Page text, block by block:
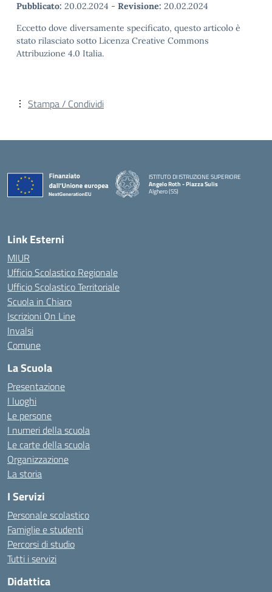
Pubblicato: 20.02.2024 - Revisione: 20.02.2024
Eccetto dove diversamente specificato, questo articolo è
stato rilasciato sotto Licenza Creative Commons
Attribuzione 4.0 Italia.
Stampa / Condividi
ISTITUTO DI ISTRUZIONE SUPERIORE
Angelo Roth - Piazza Sulis
Alghero (SS)
— Visita la pagina iniziale della scuola
Link Esterni
MIUR
Ufficio Scolastico Regionale
Ufficio Scolastico Territoriale
Scuola in Chiaro
Iscrizioni On Line
Invalsi
Comune
La Scuola
Presentazione
I luoghi
Le persone
I numeri della scuola
Le carte della scuola
Organizzazione
La storia
I Servizi
Personale scolastico
Famiglie e studenti
Percorsi di studio
Tutti i servizi
Didattica